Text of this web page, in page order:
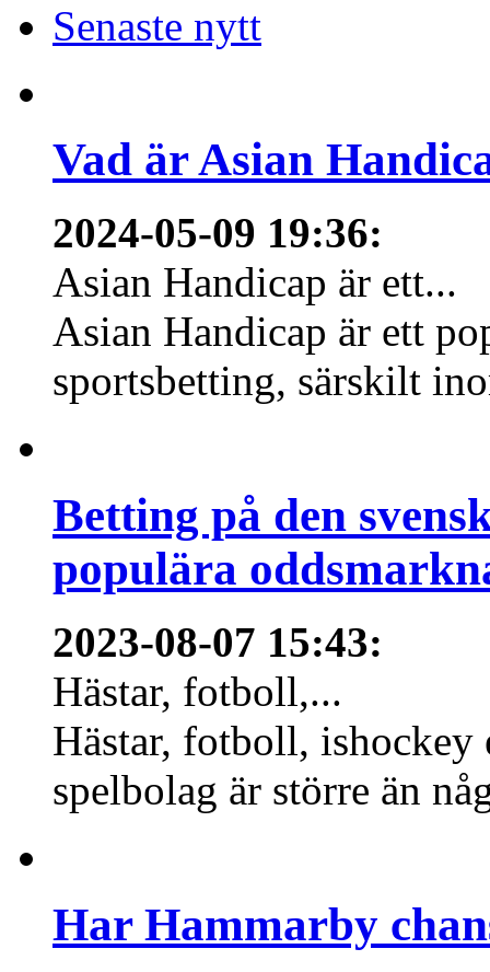
Senaste nytt
Vad är Asian
2024-05-09 19:36:
Asian Handicap är ett...
Asian Handicap är ett
sportsbetting, särskilt
Betting på den
populära
2023-08-07 15:43:
Hästar, fotboll,...
Hästar, fotboll,
spelbolag är större än
Har Hammarby